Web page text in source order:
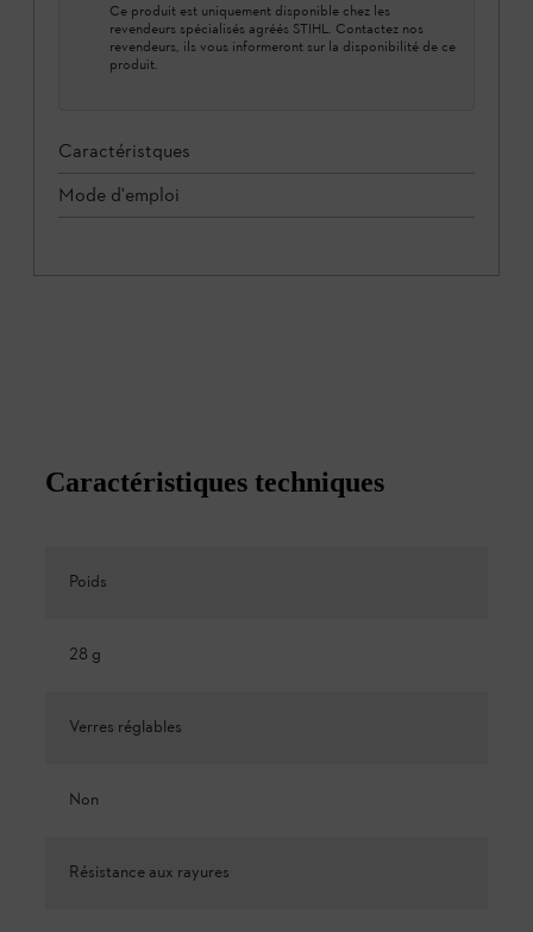
Ce produit est uniquement disponible chez les
revendeurs spécialisés agréés STIHL. Contactez nos
revendeurs, ils vous informeront sur la disponibilité de ce
produit.
Caractéristques
Mode d'emploi
Caractéristiques techniques
Poids
28 g
Verres réglables
Non
Résistance aux rayures